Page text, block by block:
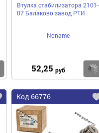
Купить
Втулка стабилизатора 2101-
07 Балаково завод РТИ
Noname
52,25 руб
Код 66776